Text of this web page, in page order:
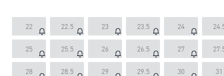
22 22.5 23 23.5 24
25 25.5 26 26.5 27
28 28.5 29 29.5 30 31